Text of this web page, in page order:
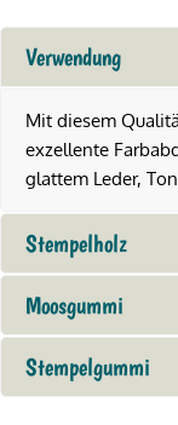
Verwendung
Mit diesem
exzellente
glattem Leder,
Stempelholz
Moosgummi
Stempelgummi